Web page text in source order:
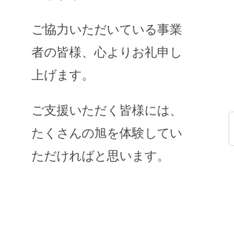
ご協力いただいている事業
者の皆様、心よりお礼申し
上げます。
ご支援いただく皆様には、
たくさんの旭を体験してい
ただければと思います。